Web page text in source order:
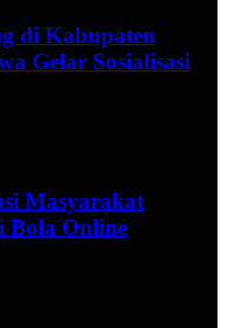
di Kabupaten
Gelar Sosialisasi
Masyarakat
Bola Online